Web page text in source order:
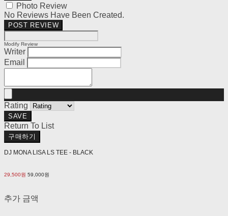
Photo Review
No Reviews Have Been Created.
POST REVIEW
Modify Review
Writer
Email
Rating
SAVE
Return To List
구매하기
DJ MONA LISA LS TEE - BLACK
29,500원 59,000원
추가 금액